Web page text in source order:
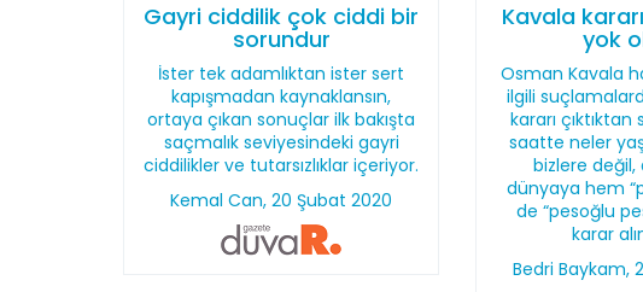
Gayri ciddilik çok ciddi bir
sorundur
İster tek adamlıktan ister sert
kapışmadan kaynaklansın,
ortaya çıkan sonuçlar ilk bakışta
saçmalık seviyesindeki gayri
ciddilikler ve tutarsızlıklar içeriyor.
Kemal Can, 20 Şubat 2020
Kavala
yok
Osman Kavala
ilgili
kararı
saatte neler
bizlere
dünyaya hem
de “pesoğlu
karar
Bedri Baykam,